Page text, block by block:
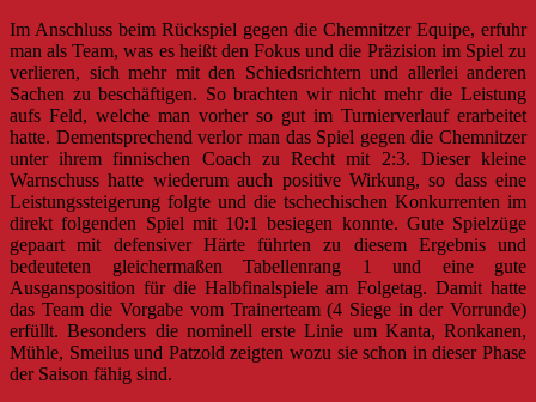
Im Anschluss beim Rückspiel gegen die Chemnitzer Equipe, erfuhr
man als Team, was es heißt den Fokus und die Präzision im Spiel zu
verlieren, sich mehr mit den Schiedsrichtern und allerlei anderen
Sachen zu beschäftigen. So brachten wir nicht mehr die Leistung
aufs Feld, welche man vorher so gut im Turnierverlauf erarbeitet
hatte. Dementsprechend verlor man das Spiel gegen die Chemnitzer
unter ihrem finnischen Coach zu Recht mit 2:3. Dieser kleine
Warnschuss hatte wiederum auch positive Wirkung, so dass eine
Leistungssteigerung folgte und die tschechischen Konkurrenten im
direkt folgenden Spiel mit 10:1 besiegen konnte. Gute Spielzüge
gepaart mit defensiver Härte führten zu diesem Ergebnis und
bedeuteten gleichermaßen Tabellenrang 1 und eine gute
Ausgansposition für die Halbfinalspiele am Folgetag. Damit hatte
das Team die Vorgabe vom Trainerteam (4 Siege in der Vorrunde)
erfüllt. Besonders die nominell erste Linie um Kanta, Ronkanen,
Mühle, Smeilus und Patzold zeigten wozu sie schon in dieser Phase
der Saison fähig sind.